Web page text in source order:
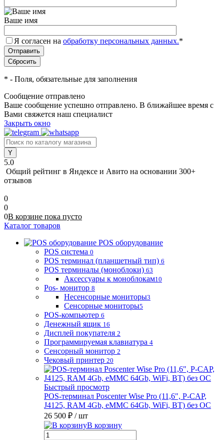
Ваше имя
Я согласен на обработку персональных данных.*
* - Поля, обязательные для заполнения
Сообщение отправлено
Ваше сообщение успешно отправлено. В ближайшее время с
Вами свяжется наш специалист
Закрыть окно
5.0
Общий рейтинг в Яндексе и Авито на основании 300+
отзывов
0
0
0В корзине пока пусто
Каталог товаров
POS оборудование
POS система 0
POS терминал (планшетный тип) 6
POS терминалы (моноблоки) 63
Аксессуары к моноблокам10
Pos- монитор 8
Несенсорные мониторы3
Сенсорные мониторы5
POS-компьютер 6
Денежный ящик 16
Дисплей покупателя 2
Программируемая клавиатура 4
Сенсорный монитор 2
Чековый принтер 20
Быстрый просмотр
POS-терминал Poscenter Wise Pro (11,6", P-CAP,
J4125, RAM 4Gb, eMMC 64Gb, WiFi, BT) без ОС
26 500 ₽ / шт
В корзину